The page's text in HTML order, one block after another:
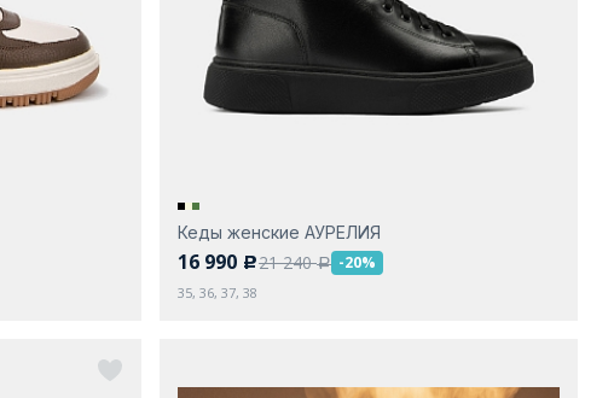
Кеды женские АУРЕЛИЯ
16 990 c21 240a -20%
35, 36, 37, 38